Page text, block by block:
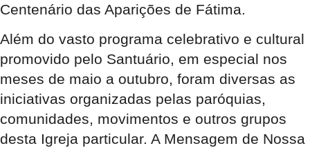
Centenário das Aparições de Fátima.
Além do vasto programa celebrativo e cultural
promovido pelo Santuário, em especial nos
meses de maio a outubro, foram diversas as
iniciativas organizadas pelas paróquias,
comunidades, movimentos e outros grupos
desta Igreja particular. A Mensagem de Nossa